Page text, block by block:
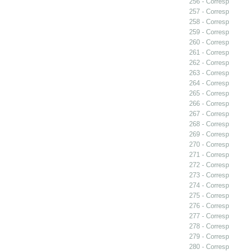
257 -
258 -
259 -
260 -
261 -
262 -
263 -
264 -
265 -
266 -
267 -
268 -
269 -
270 -
271 -
272 -
273 -
274 -
275 -
276 -
277 -
278 -
279 -
280 -